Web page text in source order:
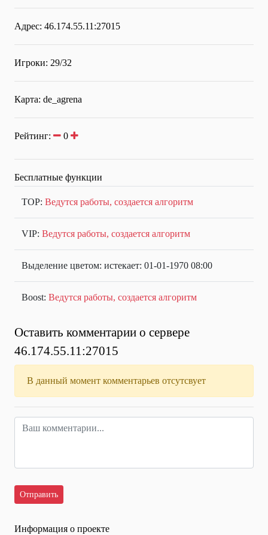
Адрес: 46.174.55.11:27015
Игроки: 29/32
Карта: de_agrena
Рейтинг: 0
Бесплатные функции
TOP: Ведутся работы, создается алгоритм
VIP: Ведутся работы, создается алгоритм
Выделение цветом: истекает: 01-01-1970 08:00
Boost: Ведутся работы, создается алгоритм
Оставить комментарии о сервере
46.174.55.11:27015
В данный момент комментарьев отсутсвует
Информация о проекте